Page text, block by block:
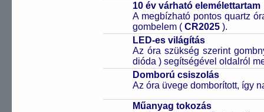
10 év várható elemélettartam
A megbízható pontos quartz
gombelem ( CR2025 ).
LED-es világítás
Az óra szükség szerint
dióda ) segítségével oldalról
Domború csiszolás
Az óra üvege domborított, így
Műanyag tokozás